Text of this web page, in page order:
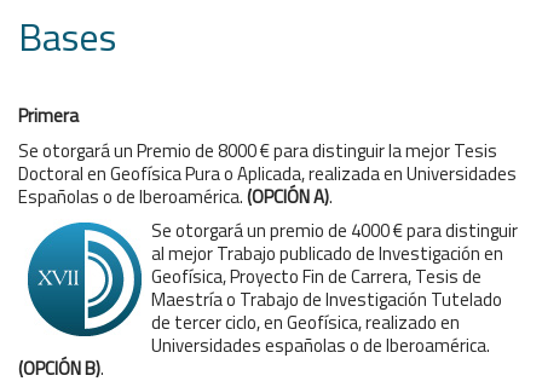
Bases
Primera
Se otorgará un Premio de 8000 € para distinguir la mejor Tesis
Doctoral en Geofísica Pura o Aplicada, realizada en Universidades
Españolas o de Iberoamérica.(OPCIÓN A).
Se otorgará un premio de 4000 € para distinguir
al mejor Trabajo publicado de Investigación en
Geofísica, Proyecto Fin de Carrera, Tesis de
Maestría o Trabajo de Investigación Tutelado
de tercer ciclo, en Geofísica, realizado en
Universidades españolas o de Iberoamérica.
(OPCIÓN B).